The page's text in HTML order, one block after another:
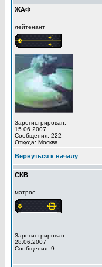
ЖАФ
лейтенант
Зарегистрирован:
15.06.2007
Сообщения: 222
Откуда: Москва
Вернуться к началу
СКВ
матрос
Зарегистрирован:
28.06.2007
Сообщения: 9